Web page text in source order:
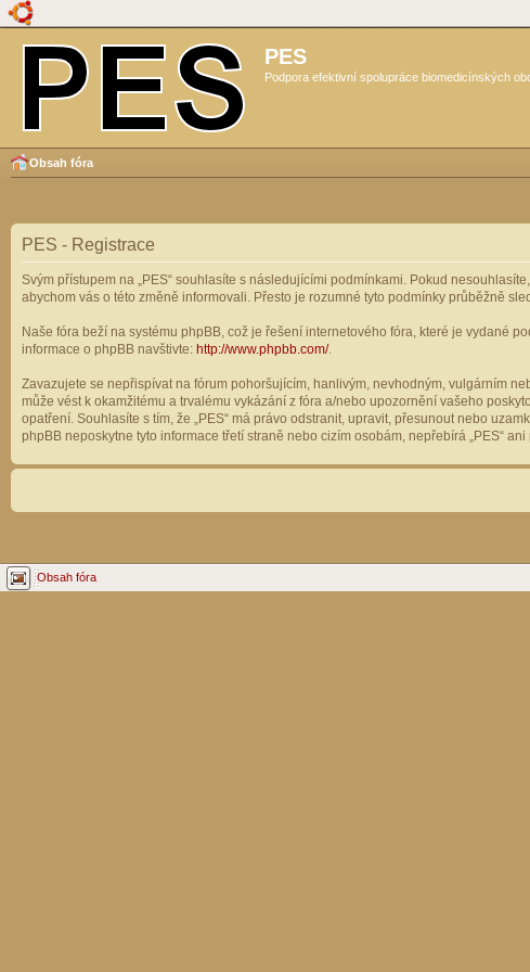
PES
Podpora efektivní spolupráce biomedicínských
Obsah fóra
PES - Registrace
Svým přístupem na „PES“ souhlasíte s následujícími podmínkami. Pokud
abychom vás o této změně informovali. Přesto je rozumné tyto podmínky průběžně
Naše fóra beží na systému phpBB, což je řešení internetového fóra, které je vydané pod
informace o phpBB navštivte: http://www.phpbb.com/.
Zavazujete se nepřispívat na fórum pohoršujícím, hanlivým, nevhodným, vulgárním
může vést k okamžitému a trvalému vykázání z fóra a/nebo upozornění vašeho
opatření. Souhlasíte s tím, že „PES“ má právo odstranit, upravit, přesunout nebo
phpBB neposkytne tyto informace třetí straně nebo cizím osobám, nepřebírá „PES“
Obsah fóra